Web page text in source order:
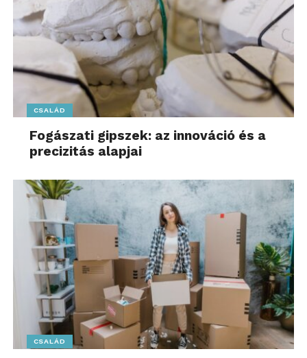
CSALÁD
Fogászati gipszek: az innováció és a
precizitás alapjai
CSALÁD